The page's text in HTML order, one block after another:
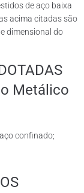
de aço baixa
acima citadas são
dimensional do
Metálico
confinado;